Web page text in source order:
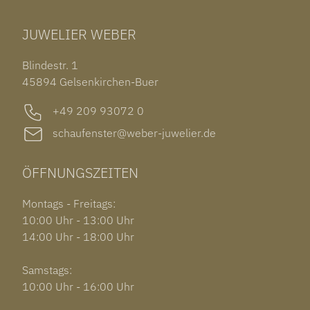
OHRSCHMUCK
OUT OF COLLECTION
ROLEX SUBMARINER DATE
GARMIN VENU 3S
JUWELIER WEBER
Blindestr. 1
45894 Gelsenkirchen-Buer
+49 209 93072 0
schaufenster@weber-juwelier.de
ÖFFNUNGSZEITEN
Montags - Freitags:
10:00 Uhr - 13:00 Uhr
14:00 Uhr - 18:00 Uhr
Samstags:
10:00 Uhr - 16:00 Uhr